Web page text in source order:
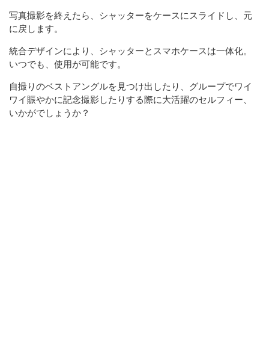
写真撮影を終えたら、シャッターをケースにスライドし、元
に戻します。
統合デザインにより、シャッターとスマホケースは一体化。
いつでも、使用が可能です。
自撮りのベストアングルを見つけ出したり、グループでワイ
ワイ賑やかに記念撮影したりする際に大活躍のセルフィー、
いかがでしょうか？